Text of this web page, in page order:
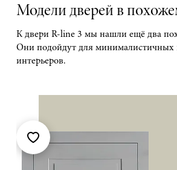
Модели дверей в
К двери R-line 3 мы нашли ещё два
Они подойдут для минималистичных
интерьеров.